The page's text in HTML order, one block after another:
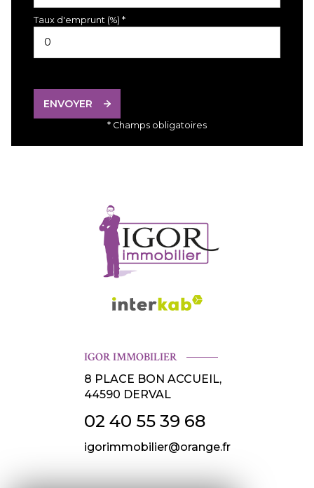
Taux d'emprunt (%) *
ENVOYER
* Champs obligatoires
IGOR IMMOBILIER
8 PLACE BON ACCUEIL,
44590 DERVAL
02 40 55 39 68
igorimmobilier@orange.fr